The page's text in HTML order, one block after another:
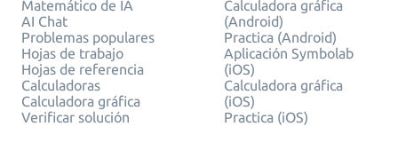
Matemático de IA
AI Chat
Problemas populares
Hojas de trabajo
Hojas de referencia
Calculadoras
Calculadora gráfica
Verificar solución
Calculadora gráfica
(Android)
Practica (Android)
Aplicación Symbolab
(iOS)
Calculadora gráfica
(iOS)
Practica (iOS)